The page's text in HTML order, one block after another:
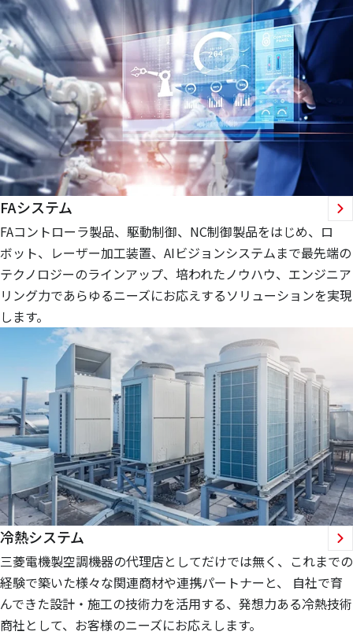
FAシステム
FAコントローラ製品、駆動制御、NC制御製品をはじめ、ロ
ボット、レーザー加工装置、AIビジョンシステムまで最先端の
テクノロジーのラインアップ、培われたノウハウ、エンジニア
リング力であらゆるニーズにお応えするソリューションを実現
します。
冷熱システム
三菱電機製空調機器の代理店としてだけでは無く、これまでの
経験で築いた様々な関連商材や連携パートナーと、 自社で育
んできた設計・施工の技術力を活用する、発想力ある冷熱技術
商社として、お客様のニーズにお応えします。